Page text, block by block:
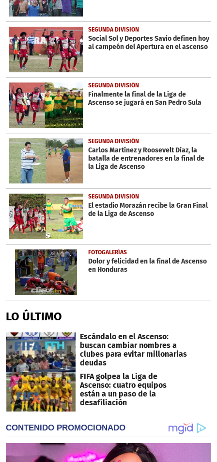
SEGUNDA DIVISIÓN
Social Sol y Deportes Savio definen hoy
al campeón del Apertura en el ascenso
SEGUNDA DIVISIÓN
Finalmente la final de la Liga de
Ascenso se jugará en San Pedro Sula
SEGUNDA DIVISIÓN
Carlos Martínez y Roosevelt Díaz, la
batalla de entrenadores en la final de
la Liga de Ascenso
SEGUNDA DIVISIÓN
El estadio Morazán recibe la Gran Final
de la Liga de Ascenso
FOTOGALERÍAS
Dolor y felicidad en la final de Ascenso
en Honduras
LO ÚLTIMO
Escándalo en el Ascenso:
buscan cambiar nombres a
clubes para evitar millonarias
deudas
FIFA golpea la Liga de
Ascenso: cuatro equipos
están a un paso de la
desafiliación